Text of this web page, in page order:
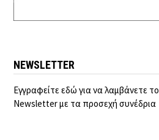
NEWSLETTER
Εγγραφείτε εδώ για να λαμβάνετε το
Newsletter με τα προσεχή συνέδρια